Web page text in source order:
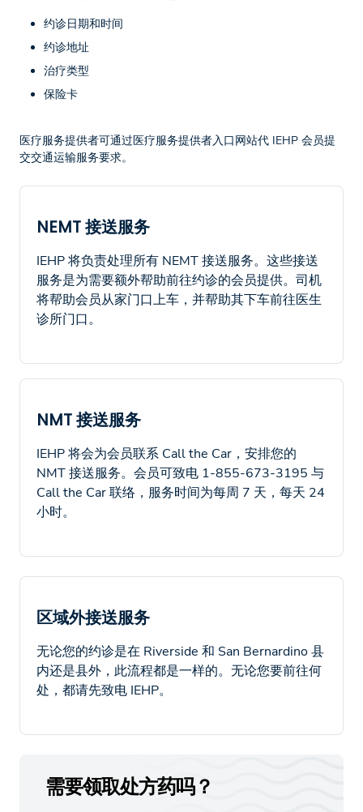
约诊日期和时间
约诊地址
治疗类型
保险卡
医疗服务提供者可通过医疗服务提供者入口网站代 IEHP 会员提
交交通运输服务要求。
NEMT 接送服务
IEHP 将负责处理所有 NEMT 接送服务。这些接送
服务是为需要额外帮助前往约诊的会员提供。司机
将帮助会员从家门口上车，并帮助其下车前往医生
诊所门口。
NMT 接送服务
IEHP 将会为会员联系 Call the Car，安排您的
NMT 接送服务。会员可致电 1-855-673-3195 与
Call the Car 联络，服务时间为每周 7 天，每天 24
小时。
区域外接送服务
无论您的约诊是在 Riverside 和 San Bernardino 县
内还是县外，此流程都是一样的。无论您要前往何
处，都请先致电 IEHP。
需要领取处方药吗？